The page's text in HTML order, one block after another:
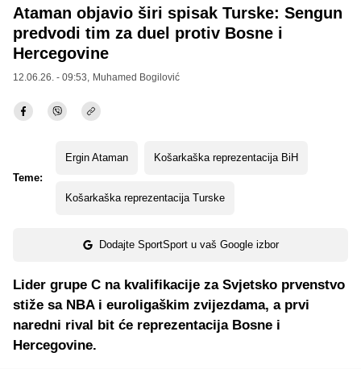
Ataman objavio širi spisak Turske: Sengun
predvodi tim za duel protiv Bosne i
Hercegovine
12.06.26. - 09:53, Muhamed Bogilović
Teme:
Ergin Ataman Košarkaška reprezentacija BiH
Košarkaška reprezentacija Turske
Dodajte SportSport u vaš Google izbor
Lider grupe C na kvalifikacije za Svjetsko prvenstvo
stiže sa NBA i euroligaškim zvijezdama, a prvi
naredni rival bit će reprezentacija Bosne i
Hercegovine.